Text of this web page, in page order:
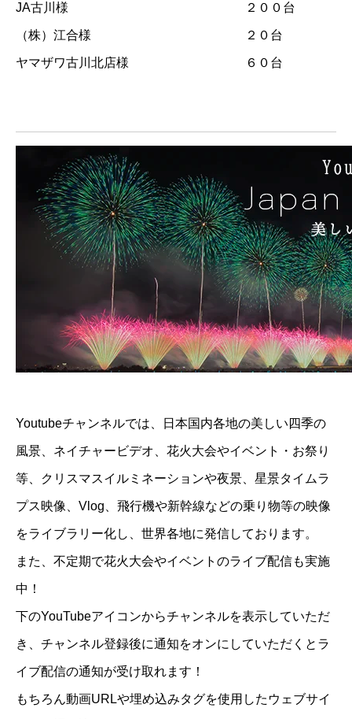
JA古川様 ２００台
（株）江合様 ２０台
ヤマザワ古川北店様 ６０台
Youtubeチャンネルでは、日本国内各地の美しい四季の
風景、ネイチャービデオ、花火大会やイベント・お祭り
等、クリスマスイルミネーションや夜景、星景タイムラ
プス映像、Vlog、飛行機や新幹線などの乗り物等の映像
をライブラリー化し、世界各地に発信しております。
また、不定期で花火大会やイベントのライブ配信も実施
中！
下のYouTubeアイコンからチャンネルを表示していただ
き、チャンネル登録後に通知をオンにしていただくとラ
イブ配信の通知が受け取れます！
もちろん動画URLや埋め込みタグを使用したウェブサイ